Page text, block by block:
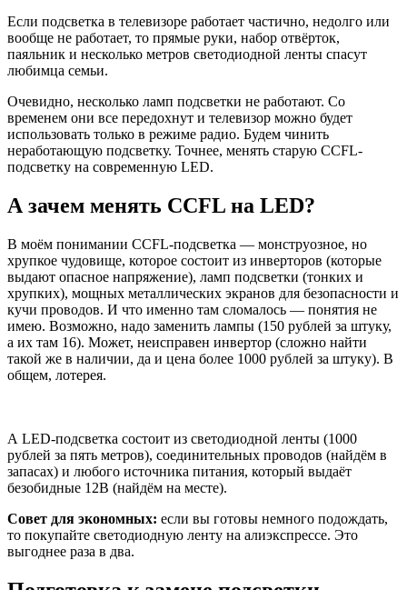
Если подсветка в телевизоре работает частично, недолго или
вообще не работает, то прямые руки, набор отвёрток,
паяльник и несколько метров светодиодной ленты спасут
любимца семьи.
Очевидно, несколько ламп подсветки не работают. Со
временем они все передохнут и телевизор можно будет
использовать только в режиме радио. Будем чинить
неработающую подсветку. Точнее, менять старую CCFL-
подсветку на современную LED.
А зачем менять CCFL на LED?
В моём понимании CCFL-подсветка — монструозное, но
хрупкое чудовище, которое состоит из инверторов (которые
выдают опасное напряжение), ламп подсветки (тонких и
хрупких), мощных металлических экранов для безопасности и
кучи проводов. И что именно там сломалось — понятия не
имею. Возможно, надо заменить лампы (150 рублей за штуку,
а их там 16). Может, неисправен инвертор (сложно найти
такой же в наличии, да и цена более 1000 рублей за штуку). В
общем, лотерея.
А LED-подсветка состоит из светодиодной ленты (1000
рублей за пять метров), соединительных проводов (найдём в
запасах) и любого источника питания, который выдаёт
безобидные 12В (найдём на месте).
Совет для экономных: если вы готовы немного подождать,
то покупайте светодиодную ленту на алиэкспрессе. Это
выгоднее раза в два.